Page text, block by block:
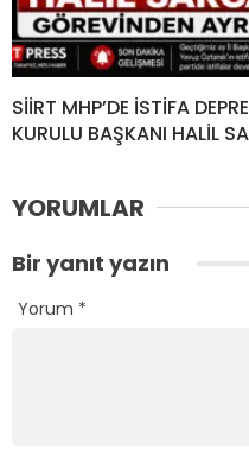
SİİRT MHP’DE İSTİFA
KURULU BAŞKANI HALİL
YORUMLAR
Bir yanıt yazın
Yorum *